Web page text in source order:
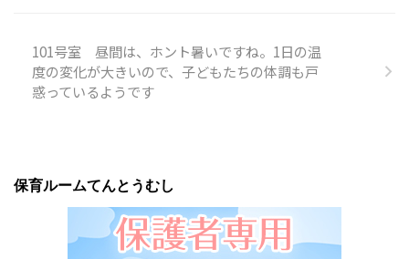
101号室 昼間は、ホント暑いですね。1日の温
度の変化が大きいので、子どもたちの体調も戸
惑っているようです
保育ルームてんとうむし